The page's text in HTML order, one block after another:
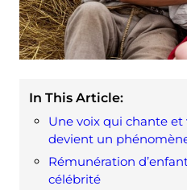
In This Article:
Une voix qui chante
devient un
Rémunération
célébrité